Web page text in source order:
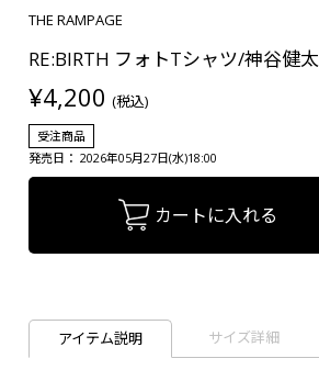
THE RAMPAGE
RE:BIRTH フォトTシャツ/神谷健太
¥4,200 (税込)
受注商品
発売日： 2026年05月27日(水)18:00
カートに入れる
アイテム説明 サイズ詳細